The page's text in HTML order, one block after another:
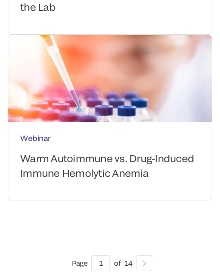
the Lab
Webinar
Warm Autoimmune vs. Drug-Induced
Immune Hemolytic Anemia
Page 1 of 14